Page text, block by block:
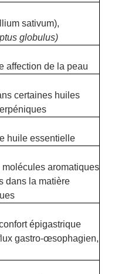
sativum),
globulus)
affection de la peau
certaines huiles
huile essentielle
aromatiques
dans la matière
épigastrique
gastro-œsophagien,